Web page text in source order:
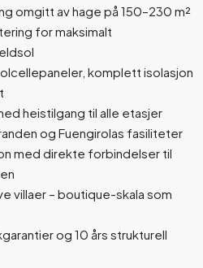
omgitt av hage på 150–230 m²
for maksimalt
komplett isolasjon
heistilgang til alle etasjer
og Fuengirolas fasiliteter
med direkte forbindelser til
villaer – boutique-skala som
og 10 års strukturell